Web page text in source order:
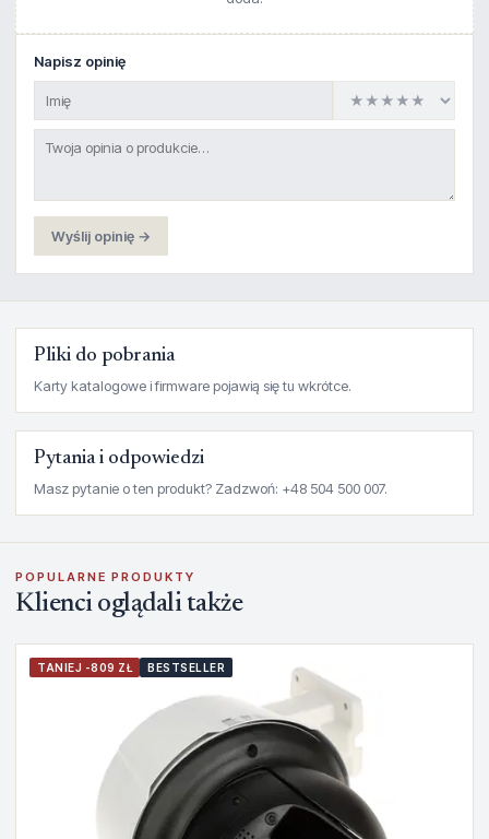
Napisz opinię
Wyślij opinię →
Pliki do pobrania
Karty katalogowe i firmware pojawią się tu wkrótce.
Pytania i odpowiedzi
Masz pytanie o ten produkt? Zadzwoń: +48 504 500 007.
POPULARNE PRODUKTY
Klienci oglądali także
TANIEJ -809 ZŁ BESTSELLER